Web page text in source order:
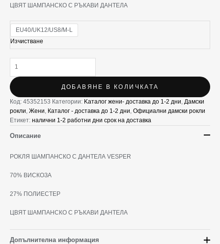
ЦВЯТ ШАМПАНСКО С РЪКАВИ ДАНТЕЛА
EU40/UK12/US8/M-L
Изчистване
ДОБАВЯНЕ В КОЛИЧКАТА
Код: 45352153 Категории: Kаталог жени- доставка до 1-2 дни, Дамски
рокли, Жени, Каталог - доставка до 1-2 дни, Официални дамски рокли
Етикет: налични 1-2 работни дни срок на доставка
Описание
РОКЛЯ ШАМПАНСКО С ДАНТЕЛА VESPER
70% ВИСКОЗА
27% ПОЛИЕСТЕР
ЦВЯТ ШАМПАНСКО С РЪКАВИ ДАНТЕЛА
Допълнителна информация